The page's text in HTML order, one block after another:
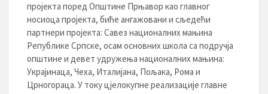
пројекта поред Општине Прњавор као главног
носиоца пројекта, биће ангажовани и сљедећи
партнери пројекта: Савез националних мањина
Републике Српске, осам основних школа са подручја
oпштине и девет удружења националних мањина:
Украјинаца, Чеха, Италијана, Пољака, Рома и
Црногораца. У току цјелокупне реализације главне